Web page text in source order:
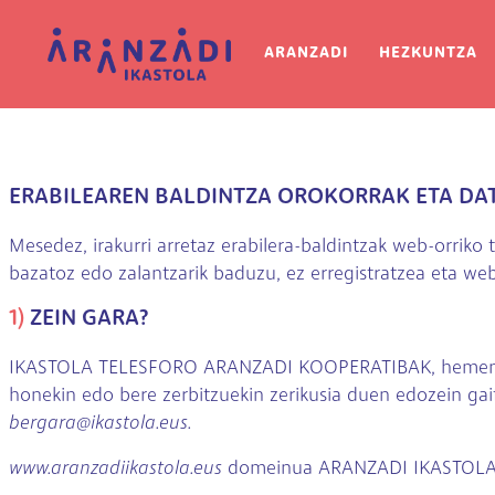
Main
ARANZADI HEZKUNTZA
ERABILEAREN BALDINTZA OROKORRAK ETA
Mesedez, irakurri arretaz erabilera-baldintzak web-
bazatoz edo zalantzarik baduzu, ez erregistratzea eta
1) ZEIN GARA?
IKASTOLA TELESFORO ARANZADI KOOPERATIBAK,
honekin edo bere zerbitzuekin zerikusia duen edozein
bergara@ikastola.eus.
www.aranzadiikastola.eus domeinua ARANZADI